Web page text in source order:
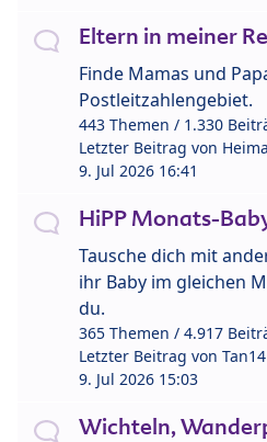
Eltern in meiner
Finde Mamas und
Postleitzahlengebiet.
443 Themen / 1.330
Letzter Beitrag von
9. Jul 2026 16:41
HiPP Monats-
Tausche dich mit
ihr Baby im gleichen
du.
365 Themen / 4.917
Letzter Beitrag von Tan14
9. Jul 2026 15:03
Wichteln,